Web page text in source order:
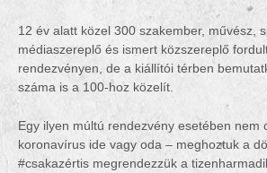
12 év alatt közel 300 szakember, művész,
médiaszereplő és ismert közszereplő
rendezvényen, de a kiállítói térben
száma is a 100-hoz közelít.
Egy ilyen múltú rendezvény esetében nem
koronavírus ide vagy oda – meghoztuk a
#csakazértis megrendezzük a